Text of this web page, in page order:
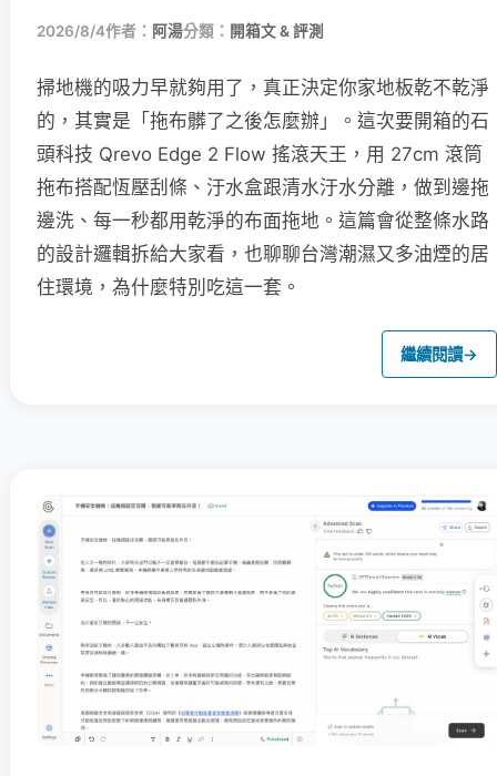
2026/8/4作者： 阿湯分類： 開箱文 & 評測
掃地機的吸力早就夠用了，真正決定你家地板乾不乾淨
的，其實是「拖布髒了之後怎麼辦」。這次要開箱的石
頭科技 Qrevo Edge 2 Flow 搖滾天王，用 27cm 滾筒
拖布搭配恆壓刮條、汙水盒跟清水汙水分離，做到邊拖
邊洗、每一秒都用乾淨的布面拖地。這篇會從整條水路
的設計邏輯拆給大家看，也聊聊台灣潮濕又多油煙的居
住環境，為什麼特別吃這一套。
繼續閱讀→